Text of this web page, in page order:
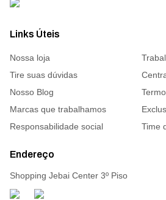
Links Úteis
Nossa loja
Tire suas dúvidas
Nosso Blog
Marcas que trabalhamos
Responsabilidade social
Time
Endereço
Shopping Jebai Center 3º Piso